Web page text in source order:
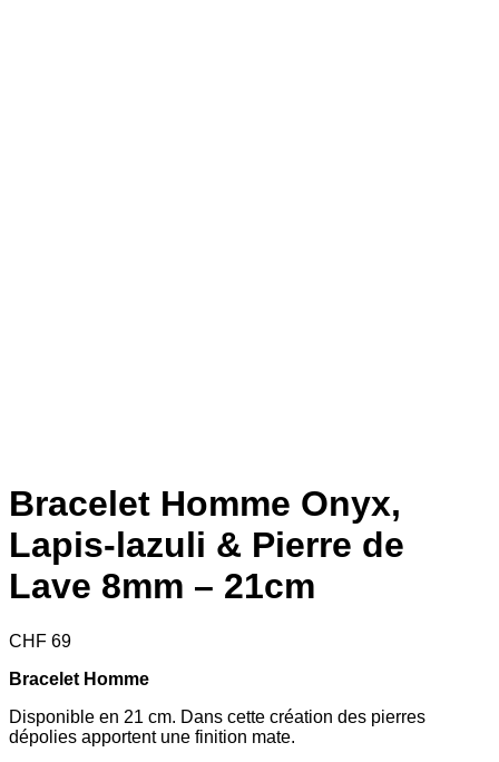
Bracelet Homme Onyx,
Lapis-lazuli & Pierre de
Lave 8mm – 21cm
CHF 69
Bracelet Homme
Disponible en 21 cm. Dans cette création des pierres
dépolies apportent une finition mate.